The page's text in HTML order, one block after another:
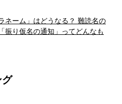
ネーム」はどうなる？ 難読名の
振り仮名の通知」ってどんなも